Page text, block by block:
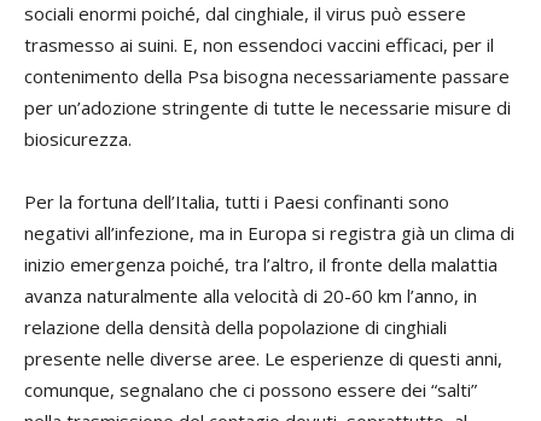
sociali enormi poiché, dal cinghiale, il virus può essere
trasmesso ai suini. E, non essendoci vaccini efficaci, per il
contenimento della Psa bisogna necessariamente passare
per un’adozione stringente di tutte le necessarie misure di
biosicurezza.
Per la fortuna dell’Italia, tutti i Paesi confinanti sono
negativi all’infezione, ma in Europa si registra già un clima di
inizio emergenza poiché, tra l’altro, il fronte della malattia
avanza naturalmente alla velocità di 20-60 km l’anno, in
relazione della densità della popolazione di cinghiali
presente nelle diverse aree. Le esperienze di questi anni,
comunque, segnalano che ci possono essere dei “salti”